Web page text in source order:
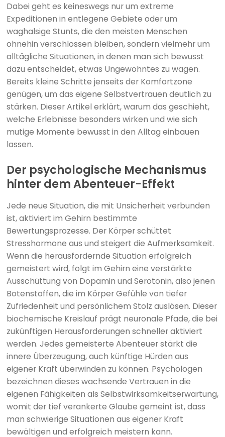
Dabei geht es keineswegs nur um extreme
Expeditionen in entlegene Gebiete oder um
waghalsige Stunts, die den meisten Menschen
ohnehin verschlossen bleiben, sondern vielmehr um
alltägliche Situationen, in denen man sich bewusst
dazu entscheidet, etwas Ungewohntes zu wagen.
Bereits kleine Schritte jenseits der Komfortzone
genügen, um das eigene Selbstvertrauen deutlich zu
stärken. Dieser Artikel erklärt, warum das geschieht,
welche Erlebnisse besonders wirken und wie sich
mutige Momente bewusst in den Alltag einbauen
lassen.
Der psychologische Mechanismus
hinter dem Abenteuer-Effekt
Jede neue Situation, die mit Unsicherheit verbunden
ist, aktiviert im Gehirn bestimmte
Bewertungsprozesse. Der Körper schüttet
Stresshormone aus und steigert die Aufmerksamkeit.
Wenn die herausfordernde Situation erfolgreich
gemeistert wird, folgt im Gehirn eine verstärkte
Ausschüttung von Dopamin und Serotonin, also jenen
Botenstoffen, die im Körper Gefühle von tiefer
Zufriedenheit und persönlichem Stolz auslösen. Dieser
biochemische Kreislauf prägt neuronale Pfade, die bei
zukünftigen Herausforderungen schneller aktiviert
werden. Jedes gemeisterte Abenteuer stärkt die
innere Überzeugung, auch künftige Hürden aus
eigener Kraft überwinden zu können. Psychologen
bezeichnen dieses wachsende Vertrauen in die
eigenen Fähigkeiten als Selbstwirksamkeitserwartung,
womit der tief verankerte Glaube gemeint ist, dass
man schwierige Situationen aus eigener Kraft
bewältigen und erfolgreich meistern kann.